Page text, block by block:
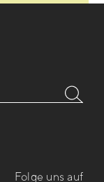
Folge uns auf